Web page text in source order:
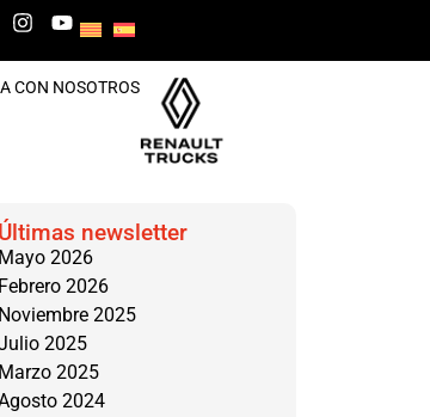
CON NOSOTROS
Últimas newsletter
Mayo 2026
Febrero 2026
Noviembre 2025
2025
Marzo 2025
2024